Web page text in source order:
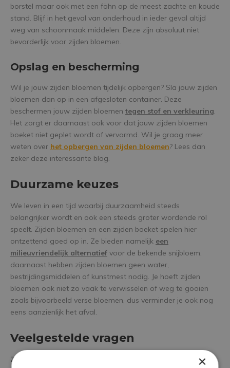
borstel maar ook met een föhn op de meest zachte en koude
stand. Blijf in het geval van onderhoud in ieder geval altijd
weg van schoonmaak middelen. Deze zijn absoluut niet
bevorderlijk voor zijden bloemen.
Opslag en bescherming
Wil je jouw zijden bloemen tijdelijk opbergen? Sla jouw zijden
bloemen dan op in een afgesloten container. Deze
beschermen jouw zijden bloemen tegen stof en verkleuring.
Het zorgt er daarnaast ook voor dat jouw zijden bloemen
boeket niet geplet wordt of vervormd. Wil je graag meer
weten over het opbergen van zijden bloemen? Lees dan
zeker deze interessante blog.
Duurzame keuzes
We leven in een tijd waarbij duurzaamheid steeds
belangrijker wordt en ook een steeds groter wordende rol
speelt. Zijden bloemen en een zijden boeket spelen hier
ontzettend goed op in. Ze bieden namelijk een
milieuvriendelijk alternatief voor de bekende snijbloem,
daarnaast hebben zijden bloemen geen water,
bestrijdingsmiddelen of kunstmest nodig. Je hoeft zijden
bloemen ook niet zo vaak te verwisselen of weg te gooien
zoals bijvoorbeeld verse bloemen, dus verminder je ook nog
eens aanzienlijk het afval.
Veelgestelde vragen
Zijn zijden bloemen duur? ×